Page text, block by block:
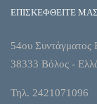
ΕΠΙΣΚΕΦΘΕΙΤΕ ΜΑΣ
54ου
38333 Βόλος -
Τηλ. 2421071096